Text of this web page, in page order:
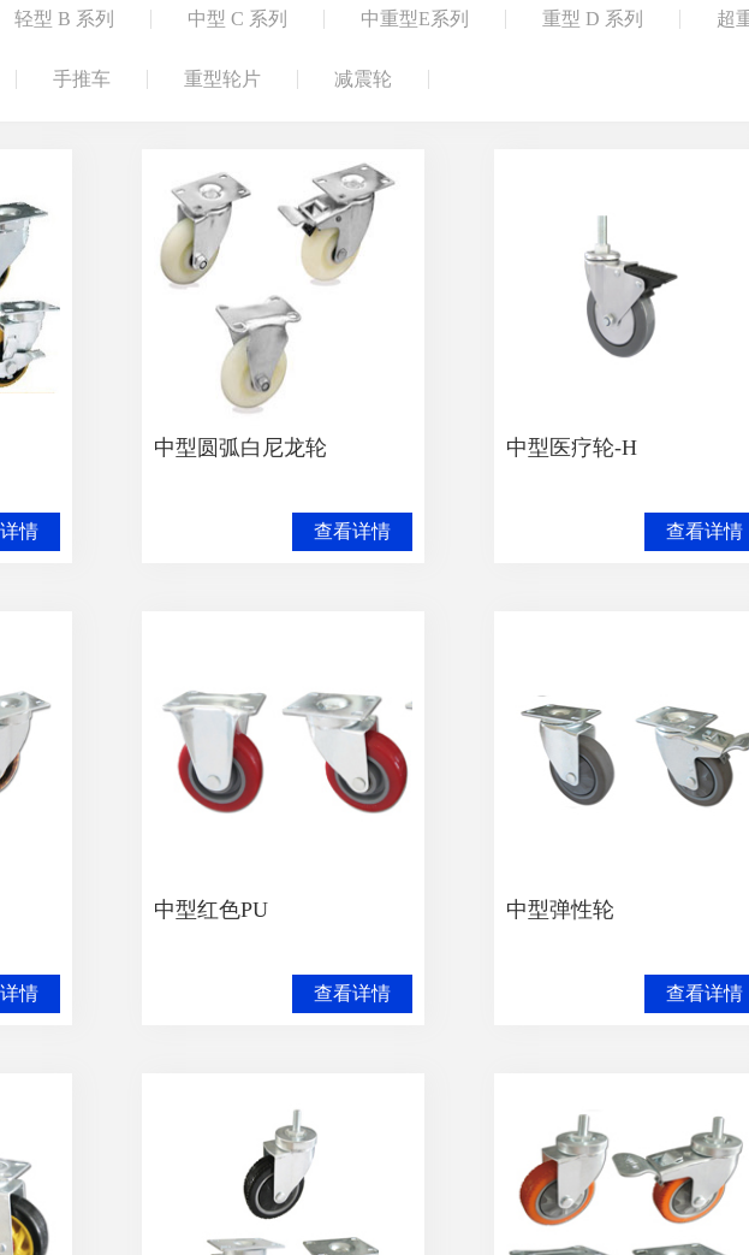
轻型 B 系列 中型 C 系列 中重型E系列 重型 D 系列 超
手推车 重型轮片 减震轮
中型圆弧白尼龙轮 中型医疗轮-H
中型红色PU 中型弹性轮